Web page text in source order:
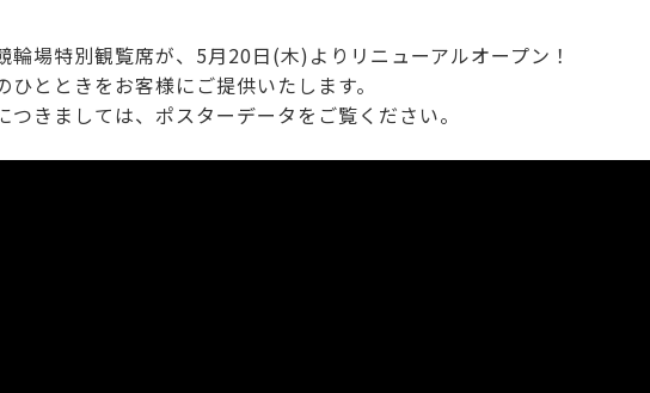
輪場特別観覧席が、5月20日(木)よりリニューアルオープン！
ひとときをお客様にご提供いたします。
つきましては、ポスターデータをご覧ください。